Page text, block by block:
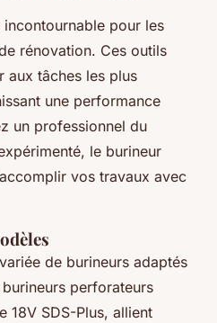
incontournable pour les
rénovation. Ces outils
aux tâches les plus
une performance
un professionnel du
le burineur
vos travaux avec
de burineurs adaptés
perforateurs
18V SDS-Plus, allient